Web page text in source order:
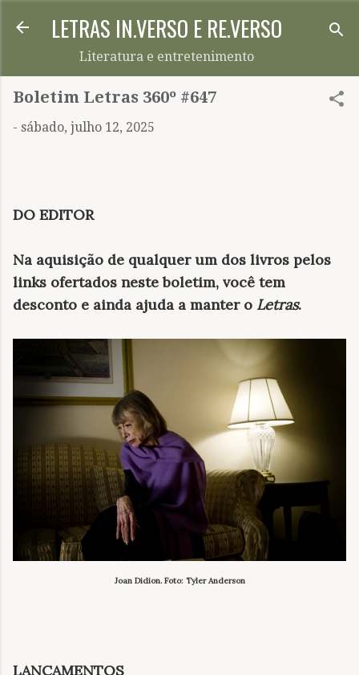
Pular para o conteúdo principal
LETRAS IN.VERSO E RE.VERSO
Literatura e entretenimento
Boletim Letras 360º #647
- sábado, julho 12, 2025
DO EDITOR
Na aquisição de qualquer um dos livros pelos
links ofertados neste boletim, você tem
desconto e ainda ajuda a manter o Letras.
Joan Didion. Foto: Tyler Anderson
LANÇAMENTOS